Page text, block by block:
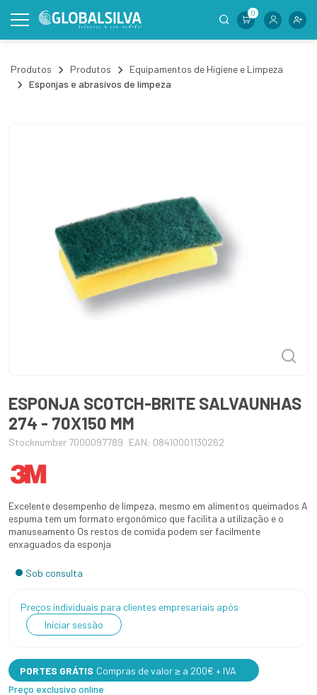
0
Produtos Produtos
Equipamentos de Higiene e Limpeza
Esponjas e abrasivos de limpeza
ESPONJA SCOTCH-BRITE SALVAUNHAS
274 - 70X150 MM
Stocknumber 7000097789 EAN: 08410001130262
Excelente desempenho de limpeza, mesmo em alimentos queimados A
espuma tem um formato ergonómico que facilita a utilização e o
manuseamento Os restos de comida podem ser facilmente
enxaguados da esponja
Sob consulta
Preços individuais para clientes empresariais após
Iniciar sessão
PORTES GRÁTIS Compras de valor ≥ a 200€ + IVA
Preço exclusivo online